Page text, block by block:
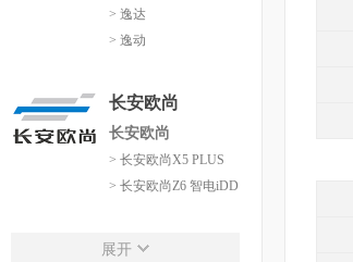
> 逸达
> 逸动
长安欧尚
长安欧尚
> 长安欧尚X5 PLUS
> 长安欧尚Z6 智电iDD
长安启源
展开